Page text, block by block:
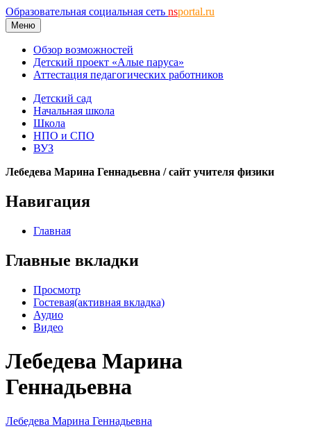
Образовательная социальная сеть nsportal.ru
Меню
Обзор возможностей
Детский проект «Алые паруса»
Аттестация педагогических работников
Детский сад
Начальная школа
Школа
НПО и СПО
ВУЗ
Лебедева Марина Геннадьевна / сайт учителя физики
Навигация
Главная
Главные вкладки
Просмотр
Гостевая(активная вкладка)
Аудио
Видео
Лебедева Марина
Геннадьевна
Лебедева Марина Геннадьевна